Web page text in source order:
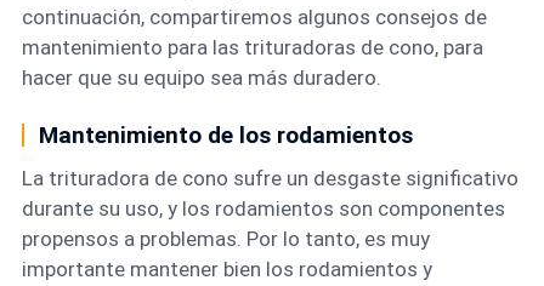
continuación, compartiremos algunos consejos de
mantenimiento para las trituradoras de cono, para
hacer que su equipo sea más duradero.
Mantenimiento de los rodamientos
La trituradora de cono sufre un desgaste significativo
durante su uso, y los rodamientos son componentes
propensos a problemas. Por lo tanto, es muy
importante mantener bien los rodamientos y